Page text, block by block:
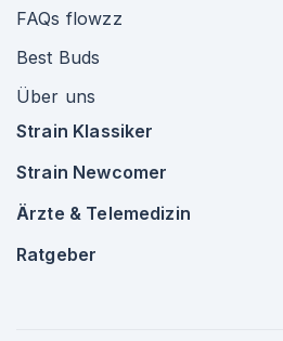
FAQs flowzz
Best Buds
Über uns
Strain Klassiker
Strain Newcomer
Ärzte & Telemedizin
Ratgeber